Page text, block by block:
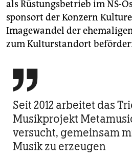
als Rüstungsbetrieb im NS-
sponsort der Konzern
Imagewandel der
zum Kulturstandort

Seit 2012 arbeitet das
Musikprojekt
versucht, gemeinsam
Musik zu erzeugen